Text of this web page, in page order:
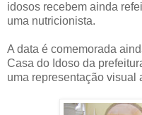
idosos recebem ainda
uma nutricionista.
A data é comemorada
Casa do Idoso da
uma representação visual